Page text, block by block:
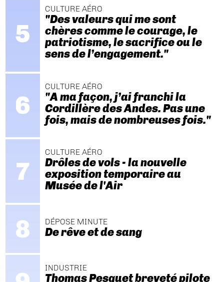
CULTURE AÉRO
"Des valeurs qui me sont
chères comme le courage, le
patriotisme, le sacrifice ou le
sens de l’engagement."
CULTURE AÉRO
"A ma façon, j’ai franchi la
Cordillère des Andes. Pas une
fois, mais de nombreuses fois."
CULTURE AÉRO
Drôles de vols - la nouvelle
exposition temporaire au
Musée de l'Air
DÉPOSE MINUTE
De rêve et de sang
INDUSTRIE
Thomas Pesquet breveté pilote